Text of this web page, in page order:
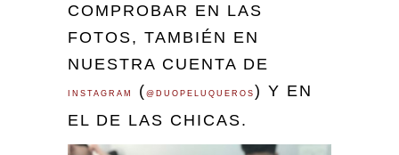
COMPROBAR EN LAS
FOTOS, TAMBIÉN EN
NUESTRA CUENTA DE
INSTAGRAM ( @DUOPELUQUEROS ) Y EN
EL DE LAS CHICAS.